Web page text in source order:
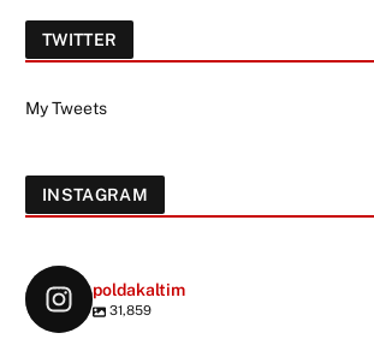
TWITTER
My Tweets
INSTAGRAM
poldakaltim
31,859